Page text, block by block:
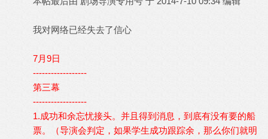
我对网络已经失去了信心
7月9日
------------------
第三幕
------------------
1.成功和余忘忧接头。并且得到消息，到底有没有要的船
票。（导演会判定，如果学生成功跟踪余，那么你们就明